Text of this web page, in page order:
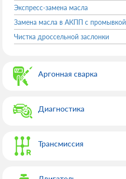
Экспресс-замена масла
Замена масла в АКПП с промывкой
Чистка дроссельной заслонки
Аргонная сварка
Диагностика
Трансмиссия